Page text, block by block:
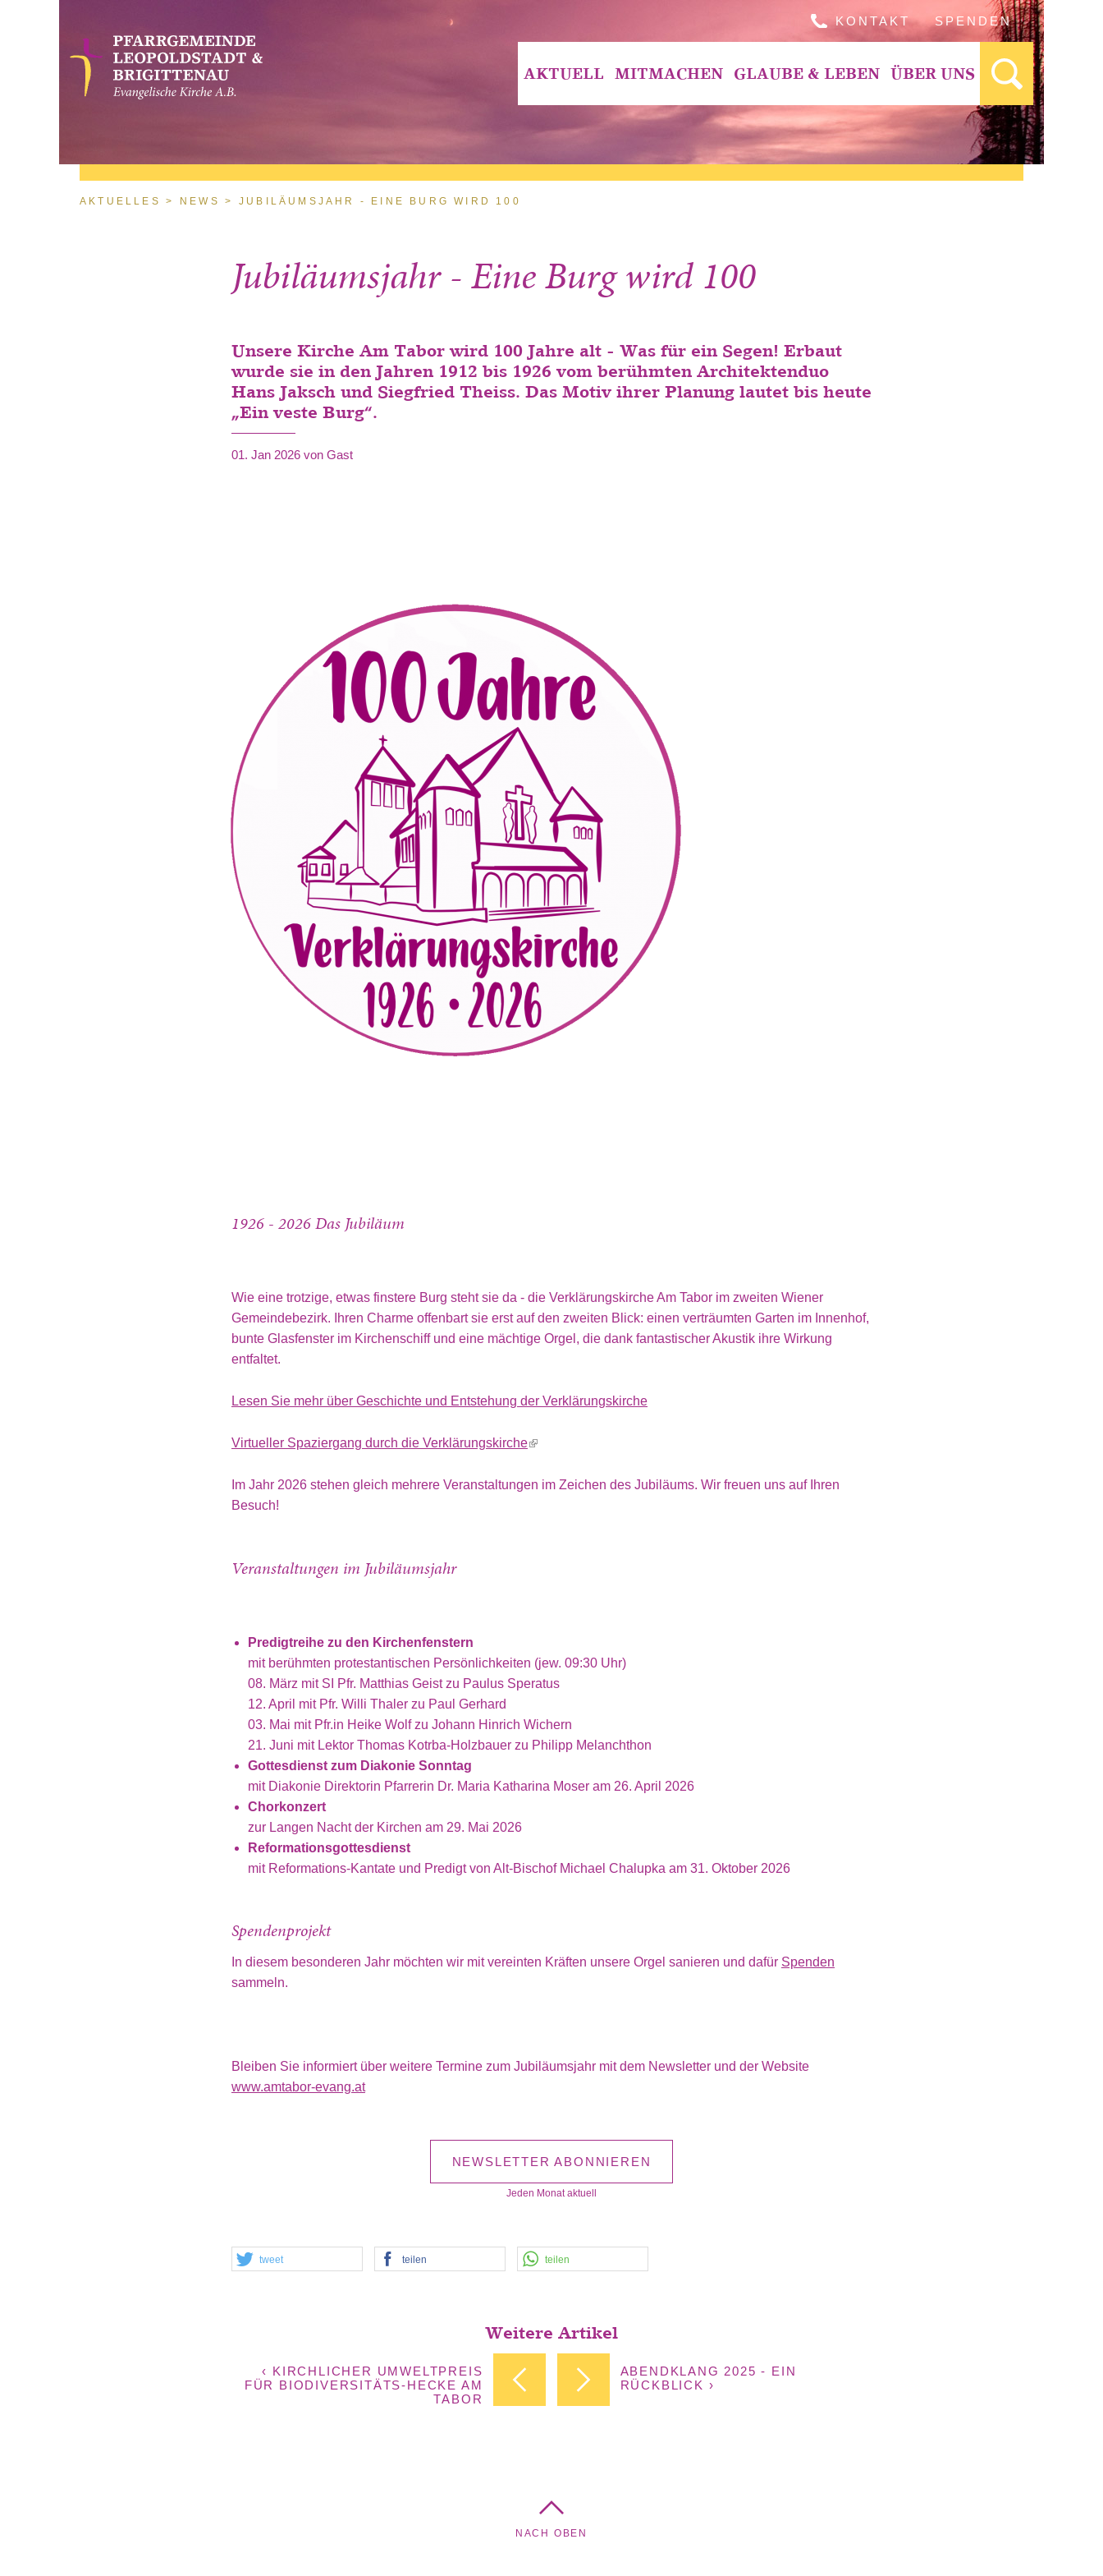
KONTAKT SPENDEN
AKTUELL MITMACHEN GLAUBE & LEBEN ÜBER UNS
Sie sind hier
AKTUELLES NEWS JUBILÄUMSJAHR - EINE BURG WIRD 100
Jubiläumsjahr - Eine Burg wird 100
Unsere Kirche Am Tabor wird 100 Jahre alt - Was für ein Segen! Erbaut
wurde sie in den Jahren 1912 bis 1926 vom berühmten Architektenduo
Hans Jaksch und Siegfried Theiss. Das Motiv ihrer Planung lautet bis heute
„Ein veste Burg“.
01. Jan 2026 von Gast
1926 - 2026 Das Jubiläum
Wie eine trotzige, etwas finstere Burg steht sie da - die Verklärungskirche Am Tabor im zweiten Wiener
Gemeindebezirk. Ihren Charme offenbart sie erst auf den zweiten Blick: einen verträumten Garten im Innenhof,
bunte Glasfenster im Kirchenschiff und eine mächtige Orgel, die dank fantastischer Akustik ihre Wirkung
entfaltet.
Lesen Sie mehr über Geschichte und Entstehung der Verklärungskirche
Virtueller Spaziergang durch die Verklärungskirche
Im Jahr 2026 stehen gleich mehrere Veranstaltungen im Zeichen des Jubiläums. Wir freuen uns auf Ihren
Besuch!
Veranstaltungen im Jubiläumsjahr
Predigtreihe zu den Kirchenfenstern
mit berühmten protestantischen Persönlichkeiten (jew. 09:30 Uhr)
08. März mit SI Pfr. Matthias Geist zu Paulus Speratus
12. April mit Pfr. Willi Thaler zu Paul Gerhard
03. Mai mit Pfr.in Heike Wolf zu Johann Hinrich Wichern
21. Juni mit Lektor Thomas Kotrba-Holzbauer zu Philipp Melanchthon
Gottesdienst zum Diakonie Sonntag
mit Diakonie Direktorin Pfarrerin Dr. Maria Katharina Moser am 26. April 2026
Chorkonzert
zur Langen Nacht der Kirchen am 29. Mai 2026
Reformationsgottesdienst
mit Reformations-Kantate und Predigt von Alt-Bischof Michael Chalupka am 31. Oktober 2026
Spendenprojekt
In diesem besonderen Jahr möchten wir mit vereinten Kräften unsere Orgel sanieren und dafür Spenden
sammeln.
Bleiben Sie informiert über weitere Termine zum Jubiläumsjahr mit dem Newsletter und der Website
www.amtabor-evang.at
NEWSLETTER ABONNIEREN
Jeden Monat aktuell
tweet teilen teilen
Weitere Artikel
‹ KIRCHLICHER UMWELTPREIS
FÜR BIODIVERSITÄTS-HECKE AM
TABOR
ABENDKLANG 2025 - EIN
RÜCKBLICK ›
NACH OBEN